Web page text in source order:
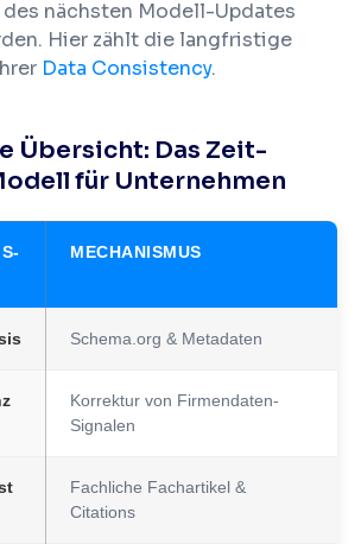
des nächsten Modell-Updates
Hier zählt die langfristige
Data Consistency.
Übersicht: Das Zeit-
für Unternehmen
MECHANISMUS
Schema.org & Metadaten
Korrektur von Firmendaten-
Signalen
Fachliche Fachartikel &
Citations